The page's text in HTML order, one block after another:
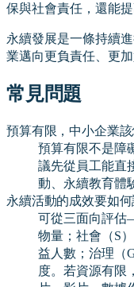
保與社會責任，還能
永續發展是一條持續
業邁向更負責任、更
常見問題
預算有限，中小企業
預算有限不是障
議先從員工能直
動、永續教育體
永續活動的成效要如何
可從三面向評
物量；社會（S
益人數；治理（
度。若資源有限